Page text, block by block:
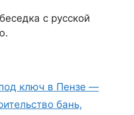
с русской
ключ в Пензе —
бань,